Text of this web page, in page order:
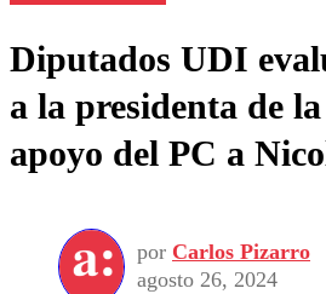
Diputados UDI
a la presidenta de
apoyo del PC a
por Carlos Pizarro
agosto 26, 2024